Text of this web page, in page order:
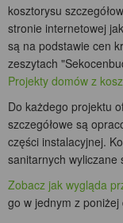
kosztorysu
stronie internetowej
są na podstawie cen
zeszytach
Projekty domów z
Do każdego projektu
szczegółowe są
części instalacyjnej.
sanitarnych wyliczane
Zobacz jak wygląda
go w jednym z